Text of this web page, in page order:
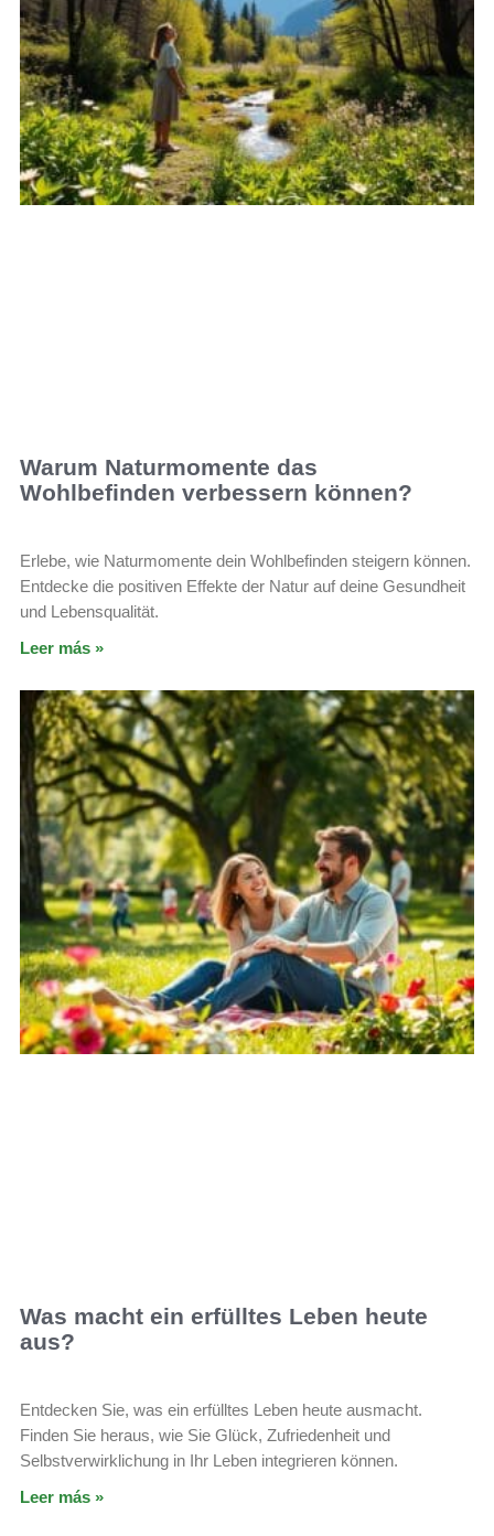
Warum Naturmomente das
Wohlbefinden verbessern können?
Erlebe, wie Naturmomente dein Wohlbefinden steigern können.
Entdecke die positiven Effekte der Natur auf deine Gesundheit
und Lebensqualität.
Leer más »
Was macht ein erfülltes Leben heute
aus?
Entdecken Sie, was ein erfülltes Leben heute ausmacht.
Finden Sie heraus, wie Sie Glück, Zufriedenheit und
Selbstverwirklichung in Ihr Leben integrieren können.
Leer más »